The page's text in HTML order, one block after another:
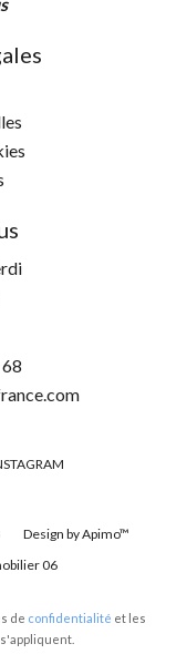
Design byApimo™
06
de confidentialité et les